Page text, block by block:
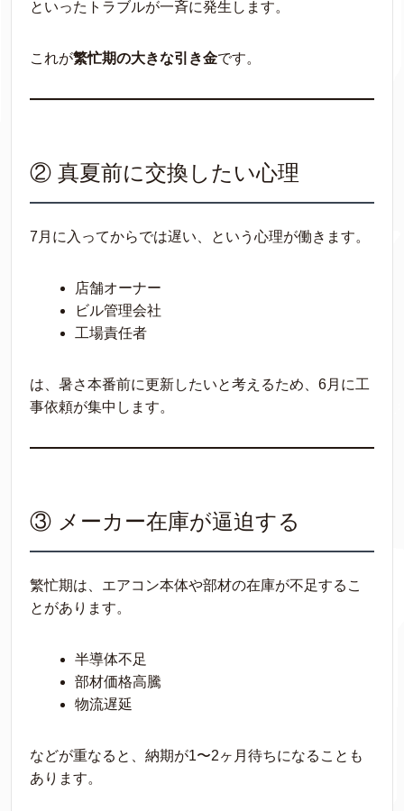
といったトラブルが一斉に発生します。
これが繁忙期の大きな引き金です。
② 真夏前に交換したい心理
7月に入ってからでは遅い、という心理が働きます。
店舗オーナー
ビル管理会社
工場責任者
は、暑さ本番前に更新したいと考えるため、6月に工
事依頼が集中します。
③ メーカー在庫が逼迫する
繁忙期は、エアコン本体や部材の在庫が不足するこ
とがあります。
半導体不足
部材価格高騰
物流遅延
などが重なると、納期が1〜2ヶ月待ちになることも
あります。